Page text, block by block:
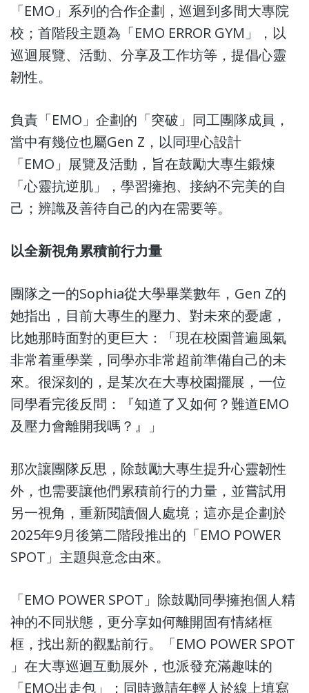
「EMO」系列的合作企劃 ，巡迴到多間大專院
校； 首階段主題為「EMO ERROR GYM」， 以
巡迴展覽、活動、分享及工作坊等， 提倡心靈
韌性。
負責「EMO」企劃的「突破」同工團隊成員，
當中有幾位也屬Gen Z，以同理心設計
「EMO」展覽及活動，旨在鼓勵大專生鍛煉
「心靈抗逆肌」，學習擁抱、接納不完美的自
己；辨識及善待自己的內在需要等。
以全新視角累積前行力量
團隊之一的Sophia從大學畢業數年，Gen Z的
她指出，目前大專生的壓力、對未來的憂慮，
比她那時面對的更巨大：「現在校園普遍風氣
非常着重學業，同學亦非常超前準備自己的未
來。很深刻的，是某次在大專校園擺展，一位
同學看完後反問：『知道了又如何？難道EMO
及壓力會離開我嗎？』」
那次讓團隊反思，除鼓勵大專生提升心靈韌性
外，也需要讓他們累積前行的力量，並嘗試用
另一視角，重新閱讀個人處境； 這亦是企劃於
2025年9月後第二階段推出的「EMO POWER
SPOT」主題與意念由來。
「EMO POWER SPOT」除鼓勵同學擁抱個人精
神的不同狀態，更分享如何離開固有情緒框
框，找出新的觀點前行。「EMO POWER SPOT
」在大專巡迴互動展外，也派發充滿趣味的
「EMO出走包」；同時邀請年輕人於線上填寫